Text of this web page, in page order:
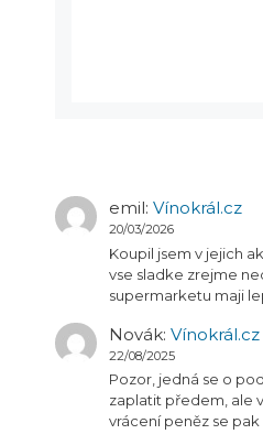
emil: Vínokrál.cz
20/03/2026
Koupil jsem v jejich
vse sladke zrejme
supermarketu maji
Novák: Vínokrál.cz
22/08/2025
Pozor, jedná se o
zaplatit předem, ale
vrácení peněz se